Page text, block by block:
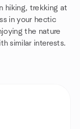
hiking, trekking at
in your hectic
the nature
similar interests.